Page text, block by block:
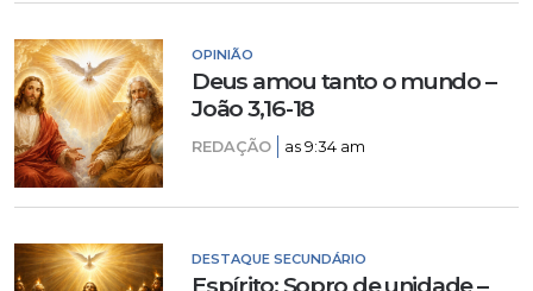
OPINIÃO
Deus amou tanto o mundo –
João 3,16-18
REDAÇÃO as 9:34 am
DESTAQUE SECUNDÁRIO